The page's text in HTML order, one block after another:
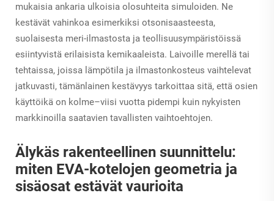
mukaisia ankaria ulkoisia olosuhteita simuloiden. Ne
kestävät vahinkoa esimerkiksi otsonisaasteesta,
suolaisesta meri-ilmastosta ja teollisuusympäristöissä
esiintyvistä erilaisista kemikaaleista. Laivoille merellä tai
tehtaissa, joissa lämpötila ja ilmastonkosteus vaihtelevat
jatkuvasti, tämänlainen kestävyys tarkoittaa sitä, että osien
käyttöikä on kolme–viisi vuotta pidempi kuin nykyisten
markkinoilla saatavien tavallisten vaihtoehtojen.
Älykäs rakenteellinen suunnittelu:
miten EVA-kotelojen geometria ja
sisäosat estävät vaurioita